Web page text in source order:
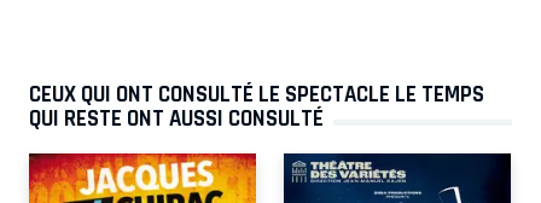
CEUX QUI ONT CONSULTÉ LE SPECTACLE LE TEMPS
QUI RESTE ONT AUSSI CONSULTÉ